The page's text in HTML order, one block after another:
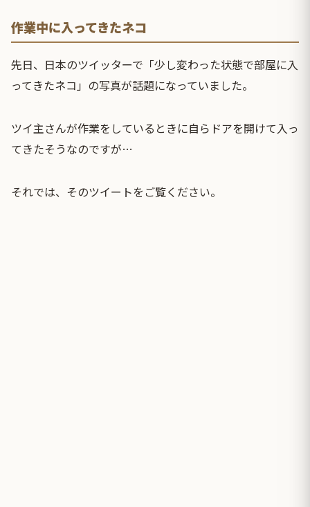
作業中に入ってきたネコ
先日、日本のツイッターで「少し変わった状態で部屋に入
ってきたネコ」の写真が話題になっていました。
ツイ主さんが作業をしているときに自らドアを開けて入っ
てきたそうなのですが…
それでは、そのツイートをご覧ください。